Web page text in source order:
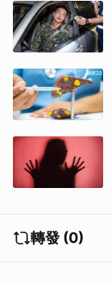
轉發 (0)